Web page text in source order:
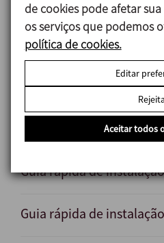
Documentos
Ficha técnica v.22 (4)
Ficha técnica (4)
Guia rápida de
Guia rápida de
de cookies pode afetar
os serviços que podemos
política de cookies.
Editar
Aceitar todos